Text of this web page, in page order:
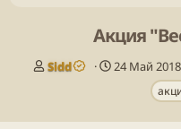
Акция
А
Sidd
Д
24 Май 2018